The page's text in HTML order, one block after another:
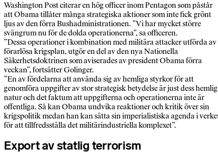
Washington Post citerar en hög officer inom Pentagon som påstår
att Obama tillåter många strategiska aktioner som inte fick grönt
ljus av den förra Bushadministrationen. ”Vi har mycket större
svängrum nu för de dolda operationerna”, sa officeren.
”Dessa operationer i kombination med militära attacker utförda av
förarlösa krigsplan, utgör en del av den nya Nationella
Säkerhetsdoktrinen som aviserades av president Obama förra
veckan”, fortsätter Golinger.
”En av fördelarna att använda sig av hemliga styrkor för att
genomföra uppgifter av stor strategisk betydelse är just dess
natur och det faktum att uppgifterna och operationerna inte är
offentliga. Så kan Obama undvika reaktioner och kritik över sin
krigspolitik medan han kan sätta sin imperialistiska agenda i
för att tillfredsställa det militärindustriella komplexet”.
Export av statlig terrorism